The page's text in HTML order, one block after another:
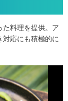
た料理を提供。ア
対応にも積極的に